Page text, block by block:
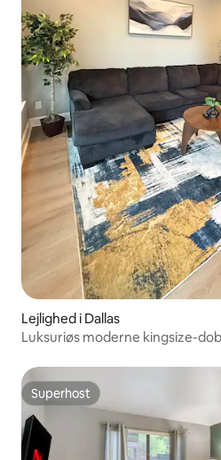
Lejlighed i Dallas
Luksuriøs moderne kingsize-
Superhost
Superhost